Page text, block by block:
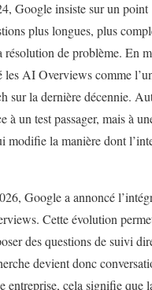
Google insiste sur un point
plus longues, plus
résolution de problème. En
les AI Overviews comme
sur la dernière décennie.
à un test passager, mais à
modifie la manière dont
Google a annoncé
Cette évolution
des questions de suivi
devient donc
entreprise, cela signifie que